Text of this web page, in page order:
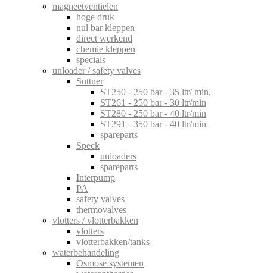
magneetventielen
hoge druk
nul bar kleppen
direct werkend
chemie kleppen
specials
unloader / safety valves
Suttner
ST250 - 250 bar - 35 ltr/ min.
ST261 - 250 bar - 30 ltr/min
ST280 - 250 bar - 40 ltr/min
ST291 - 350 bar - 40 ltr/min
spareparts
Speck
unloaders
spareparts
Interpump
PA
safety valves
thermovalves
vlotters / vlotterbakken
vlotters
vlotterbakken/tanks
waterbehandeling
Osmose systemen